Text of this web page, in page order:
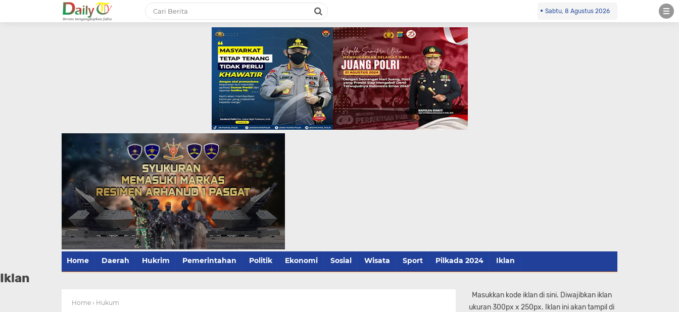
Sabtu, 8 Agustus 2026
Home Daerah Hukrim Pemerintahan Politik Ekonomi Sosial Wisata Sport Pilkada 2024 Iklan
Iklan
Home › Hukum
Masukkan kode iklan di sini. Diwajibkan iklan
ukuran 300px x 250px. Iklan ini akan tampil di